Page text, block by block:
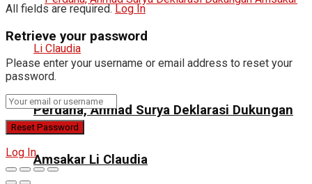
Perdana, Ahmad Surya Deklarasi Dukungan
Amsakar Li Claudia
All fields are required. Log In
Retrieve your password
Please enter your username or email address to reset your
password.
Log In